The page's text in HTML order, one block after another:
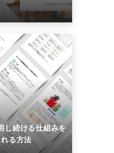
し続ける仕組みを
る方法